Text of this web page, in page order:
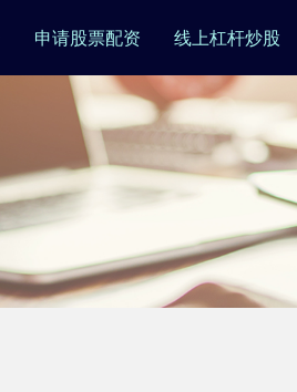
申请股票配资 线上杠杆炒股